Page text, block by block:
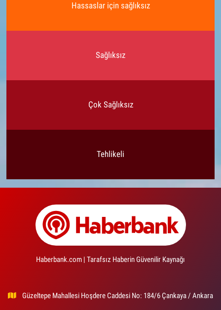
Hassaslar için sağlıksız
Sağlıksız
Çok Sağlıksız
Tehlikeli
Haberbank.com | Tarafsız Haberin Güvenilir Kaynağı
Güzeltepe Mahallesi Hoşdere Caddesi No: 184/6 Çankaya / Ankara